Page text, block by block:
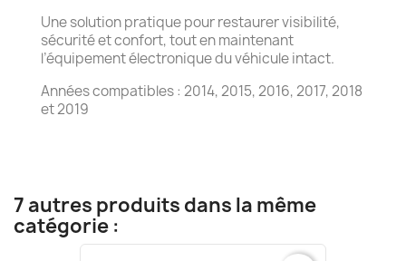
Une solution pratique pour restaurer visibilité,
sécurité et confort, tout en maintenant
l’équipement électronique du véhicule intact.
Années compatibles : 2014, 2015, 2016, 2017, 2018
et 2019
7 autres produits dans la même
catégorie :